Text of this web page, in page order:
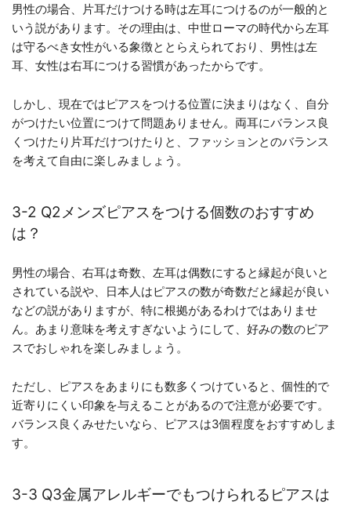
男性の場合、片耳だけつける時は左耳につけるのが一般的と
いう説があります。その理由は、中世ローマの時代から左耳
は守るべき女性がいる象徴ととらえられており、男性は左
耳、女性は右耳につける習慣があったからです。
しかし、現在ではピアスをつける位置に決まりはなく、自分
がつけたい位置につけて問題ありません。両耳にバランス良
くつけたり片耳だけつけたりと、ファッションとのバランス
を考えて自由に楽しみましょう。
3-2 Q2メンズピアスをつける個数のおすすめ
は？
男性の場合、右耳は奇数、左耳は偶数にすると縁起が良いと
されている説や、日本人はピアスの数が奇数だと縁起が良い
などの説がありますが、特に根拠があるわけではありませ
ん。あまり意味を考えすぎないようにして、好みの数のピア
スでおしゃれを楽しみましょう。
ただし、ピアスをあまりにも数多くつけていると、個性的で
近寄りにくい印象を与えることがあるので注意が必要です。
バランス良くみせたいなら、ピアスは3個程度をおすすめしま
す。
3-3 Q3金属アレルギーでもつけられるピアスは